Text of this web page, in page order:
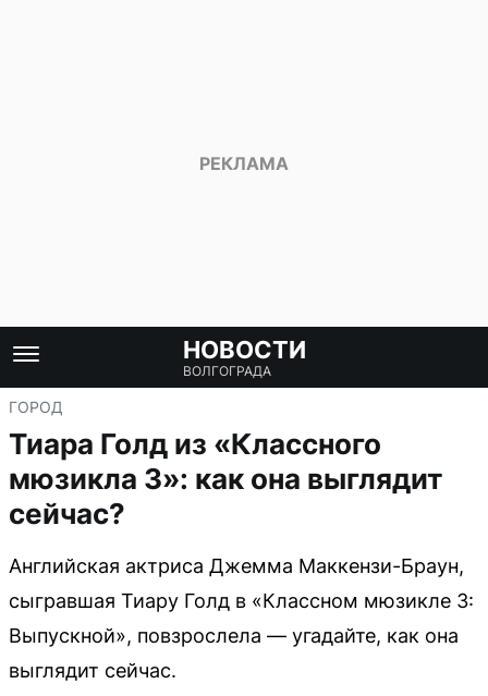
НОВОСТИ
ВОЛГОГРАДА
ГОРОД
Тиара Голд из «Классного
мюзикла 3»: как она выглядит
сейчас?
Английская актриса Джемма Маккензи-Браун,
сыгравшая Тиару Голд в «Классном мюзикле 3:
Выпускной», повзрослела — угадайте, как она
выглядит сейчас.